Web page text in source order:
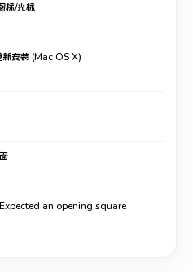
标/光标
安装 (Mac OS X)
an opening square